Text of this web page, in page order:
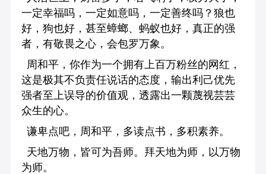
一定幸福吗，一定如意吗，一定善终吗？狼也
好，狗也好，甚至蟑螂、蚂蚁也好，真正的强
者，有敬畏之心，会包罗万象。
周和平，你作为一个拥有上百万粉丝的网红，
这是极其不负责任说话的态度，输出利己优先
强者至上误导的价值观，透露出一颗蔑视芸芸
众生的心。
谦卑点吧，周和平，多读点书，多积素养。
天地万物，皆可为吾师。拜天地为师，以万物
为师。